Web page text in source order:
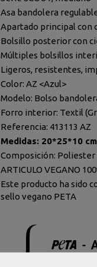
Asa bandolera
Apartado principal con
Bolsillo posterior con
Múltiples bolsillos
Ligeros, resistentes,
Color: AZ <Azul>
Modelo: Bolso
Forro interior: Textil
Referencia: 413113 AZ
Medidas: 20*25*10
Composición:
ARTICULO VEGANO
Este producto ha sido
sello vegano PETA